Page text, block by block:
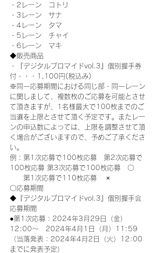
・2レーン　コトリ
・3レーン　サナ
・4レーン　タマ
・5レーン　チャイ
・6レーン　マキ
◆販売商品
・『デジタルブロマイドvol.3』個別握手券
付・・・1,100円(税込み)
※同一応募期間における同じ部・同一レーン
に関しまして、複数枚のご応募を可能とさせ
て頂きますが、1名様最大で100枚までのご
当選を上限とさせて頂く予定です。またレー
ンの申込数によっては、上限を調整させて頂
く場合がございますので、予めご了承くださ
い。
例：第1次応募で100枚応募　第2次応募で
100枚応募 第3次応募で100枚応募　〇
第1次応募で110枚応募　 ×
〇応募期間
◆『デジタルブロマイドvol.3』個別握手会
応募期間
●第1次応募：2024年3月29日（金）
12:00～　2024年4月1日（月）11:59
（当落発表：2024年4月2日（火）12:00
までに発表予定）